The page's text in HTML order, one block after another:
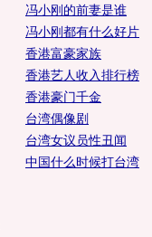
冯小刚的前妻是谁
冯小刚都有什么好片
香港富豪家族
香港艺人收入排行榜
香港豪门千金
台湾偶像剧
台湾女议员性丑闻
中国什么时候打台湾